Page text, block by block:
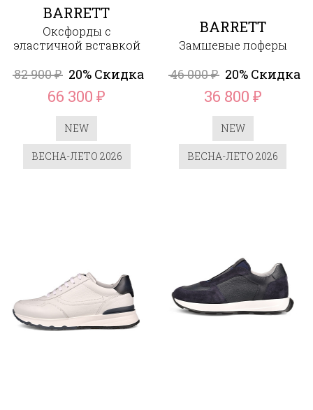
BARRETT
Оксфорды с
эластичной вставкой
82 900₽ 20% Скидка
66 300₽
NEW
ВЕСНА-ЛЕТО 2026
BARRETT
Замшевые лоферы
46 000₽ 20% Скидка
36 800 ₽
NEW
ВЕСНА-ЛЕТО 2026